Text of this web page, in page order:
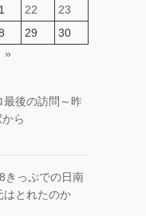
22
23
29
30
»
最後の訪問～昨
ら
きっぷでの日南
はとれたのか